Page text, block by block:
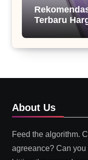
Terbaru
About Us
Feed the algorithm.
agreeance? Can